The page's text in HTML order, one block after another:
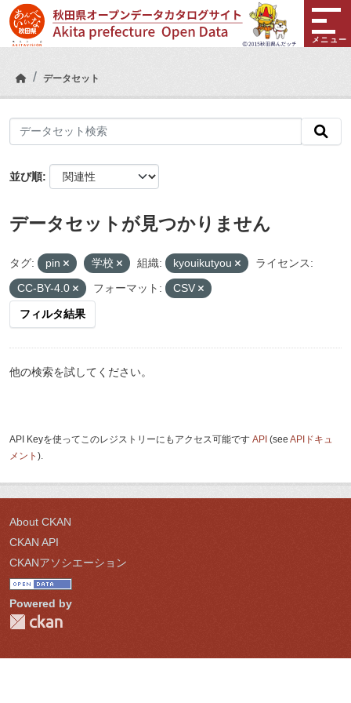
Skip to main content
メニュー
データセット
並び順
データセットが見つかりません
タグ: pin 学校 組織: kyouikutyou
ライセンス:
CC-BY-4.0
フォーマット: CSV
フィルタ結果
他の検索を試してください。
API Keyを使ってこのレジストリーにもアクセス可能です API (see APIドキュ
メント ).
About CKAN
CKAN API
CKANアソシエーション
Powered by